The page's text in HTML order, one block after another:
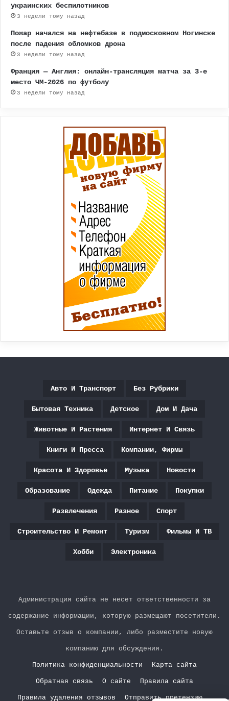
украинских беспилотников
3 недели тому назад
Пожар начался на нефтебазе в подмосковном Ногинске
после падения обломков дрона
3 недели тому назад
Франция — Англия: онлайн-трансляция матча за 3-е
место ЧМ-2026 по футболу
3 недели тому назад
Авто И Транспорт Без Рубрики
Бытовая Техника Детское Дом И Дача
Животные И Растения Интернет И Связь
Книги И Пресса Компании, Фирмы
Красота И Здоровье Музыка Новости
Образование Одежда Питание Покупки
Развлечения Разное Спорт
Строительство И Ремонт Туризм Фильмы И ТВ
Хобби Электроника
Администрация сайта не несет ответственности за
содержание информации, которую размещают посетители.
Оставьте отзыв о компании, либо разместите новую
компанию для обсуждения.
Политика конфиденциальности Карта сайта
Обратная связь О сайте Правила сайта
Правила удаления отзывов Отправить претензию